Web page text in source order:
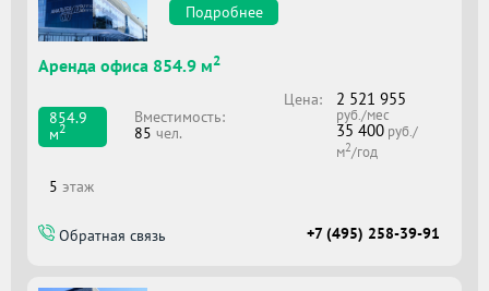
Подробнее
Аренда офиса 854.9 м2
854.9
м2
Вместимоcть:
85 чел.
Цена: 2 521 955
руб./мес
35 400 руб./
м2/год
5 этаж
Обратная связь +7 (495) 258-39-91